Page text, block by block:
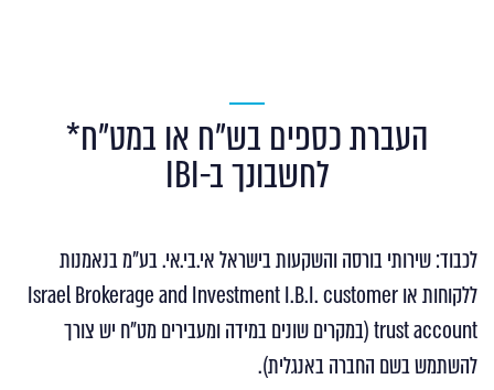
העברת כספים בש”ח או במט”ח*
לחשבונך ב-IBI
לכבוד: שירותי בורסה והשקעות בישראל אי.בי.אי. בע”מ בנאמנות
ללקוחות או Israel Brokerage and Investment I.B.I. customer
trust account (במקרים שונים במידה ומעבירים מט”ח יש צורך
להשתמש בשם החברה באנגלית).